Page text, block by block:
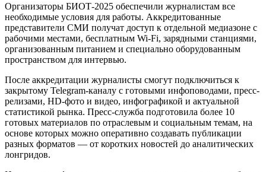
Организаторы БИОТ-2025 обеспечили журналистам все
необходимые условия для работы. Аккредитованные
представители СМИ получат доступ к отдельной медиазоне с
рабочими местами, бесплатным Wi-Fi, зарядными станциями,
организованным питанием и специально оборудованным
пространством для интервью.
После аккредитации журналисты смогут подключиться к
закрытому Telegram-каналу с готовыми инфоповодами, пресс-
релизами, HD-фото и видео, инфографикой и актуальной
статистикой рынка. Пресс-служба подготовила более 10
готовых материалов по отраслевым и социальным темам, на
основе которых можно оперативно создавать публикации
разных форматов — от коротких новостей до аналитических
лонгридов.